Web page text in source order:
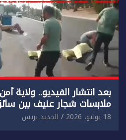
بعد انتشار الفيديو.. ولاية
ملابسات شجار عنيف بين
18 يوليو، 2026 الجديد بريس